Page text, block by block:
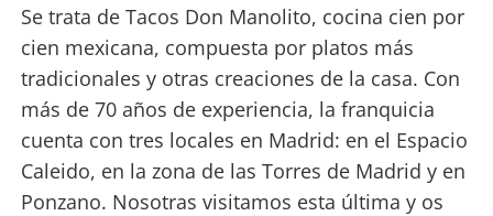
Se trata de Tacos Don Manolito, cocina cien por
cien mexicana, compuesta por platos más
tradicionales y otras creaciones de la casa. Con
más de 70 años de experiencia, la franquicia
cuenta con tres locales en Madrid: en el Espacio
Caleido, en la zona de las Torres de Madrid y en
Ponzano. Nosotras visitamos esta última y os